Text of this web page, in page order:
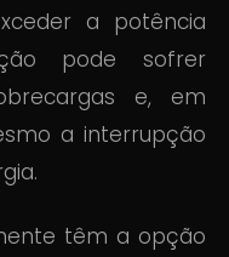
a potência
pode sofrer
e, em
a interrupção
têm a opção